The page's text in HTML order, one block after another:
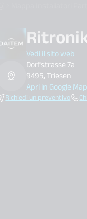
search.label
Vedi il sito web
Dorfstrasse 7a
9495, Triesen
Apri in Google
Richiedi un preventivo